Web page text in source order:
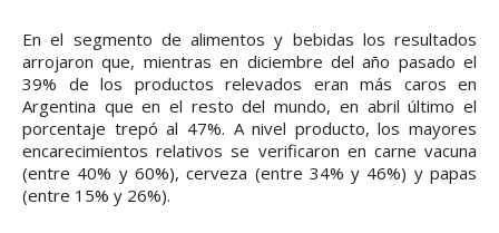
En el segmento de alimentos y bebidas los resultados
arrojaron que, mientras en diciembre del año pasado el
39% de los productos relevados eran más caros en
Argentina que en el resto del mundo, en abril último el
porcentaje trepó al 47%. A nivel producto, los mayores
encarecimientos relativos se verificaron en carne vacuna
(entre 40% y 60%), cerveza (entre 34% y 46%) y papas
(entre 15% y 26%).